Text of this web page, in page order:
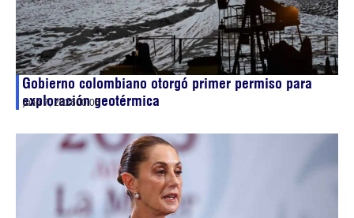
Gobierno colombiano otorgó primer permiso para
exploración geotérmica
julio 7, 202600:06